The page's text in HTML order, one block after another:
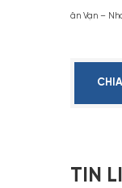
ân Vạn –
TIN